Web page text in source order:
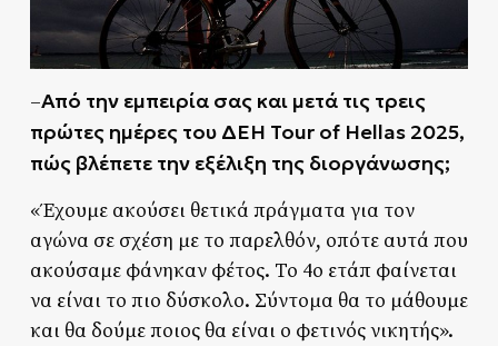
–Από την εμπειρία σας και μετά τις τρεις
πρώτες ημέρες του ΔΕΗ Tour of Hellas 2025,
πώς βλέπετε την εξέλιξη της διοργάνωσης;
«Έχουμε ακούσει θετικά πράγματα για τον
αγώνα σε σχέση με το παρελθόν, οπότε αυτά που
ακούσαμε φάνηκαν φέτος. Το 4ο ετάπ φαίνεται
να είναι το πιο δύσκολο. Σύντομα θα το μάθουμε
και θα δούμε ποιος θα είναι ο φετινός νικητής».